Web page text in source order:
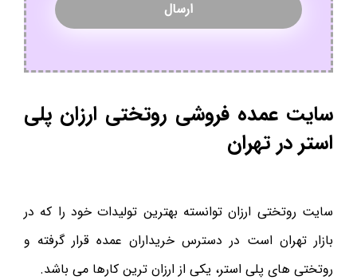
سایت عمده فروشی روتختی ارزان پلی
استر در تهران
سایت روتختی ارزان توانسته بهترین تولیدات خود را که در
بازار تهران است در دسترس خریداران عمده قرار گرفته و
روتختی های پلی استر، یکی از ارزان ترین کارها می باشد.